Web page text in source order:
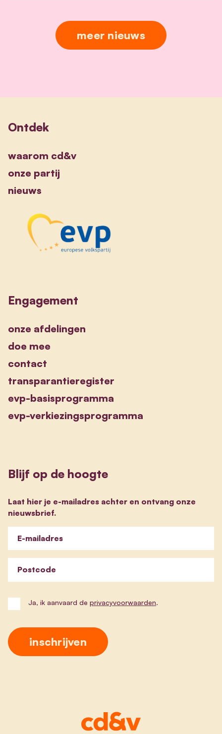
meer nieuws
Ontdek
waarom cd&v
onze partij
nieuws
Engagement
onze afdelingen
doe mee
contact
transparantieregister
evp-basisprogramma
evp-verkiezingsprogramma
Blijf op de hoogte
Laat hier je e-mailadres achter en ontvang onze
nieuwsbrief.
E-mailadres
Postcode
Ja, ik aanvaard de privacyvoorwaarden.